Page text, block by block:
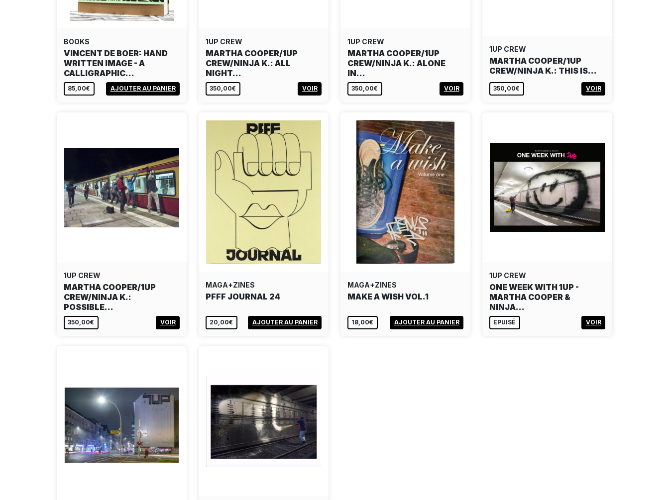
BOOKS
VINCENT DE BOER: HAND
WRITTEN IMAGE - A
CALLIGRAPHIC…
85,00€ AJOUTER AU PANIER
1UP CREW
MARTHA COOPER/1UP
CREW/NINJA K.: ALL
NIGHT…
350,00€ VOIR
1UP CREW
MARTHA COOPER/1UP
CREW/NINJA K.: ALONE
IN…
350,00€ VOIR
1UP CREW
MARTHA COOPER/1UP
CREW/NINJA K.: THIS IS…
350,00€ VOIR
1UP CREW
MARTHA COOPER/1UP
CREW/NINJA K.:
POSSIBLE…
350,00€ VOIR
MAGA+ZINES
PFFF JOURNAL 24
20,00€ AJOUTER AU PANIER
MAGA+ZINES
MAKE A WISH VOL.1
18,00€ AJOUTER AU PANIER
1UP CREW
ONE WEEK WITH 1UP -
MARTHA COOPER &
NINJA…
EPUISÉ VOIR